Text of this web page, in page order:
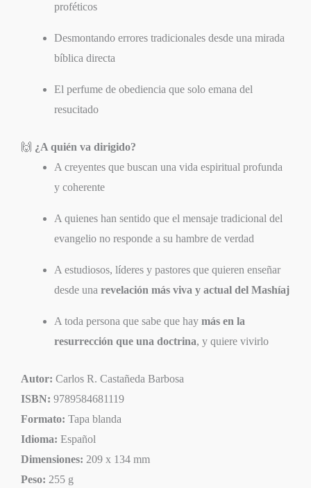
proféticos
Desmontando errores tradicionales desde una mirada
bíblica directa
El perfume de obediencia que solo emana del
resucitado
🙌 ¿A quién va dirigido?
A creyentes que buscan una vida espiritual profunda
y coherente
A quienes han sentido que el mensaje tradicional del
evangelio no responde a su hambre de verdad
A estudiosos, líderes y pastores que quieren enseñar
desde una revelación más viva y actual del Mashíaj
A toda persona que sabe que hay más en la
resurrección que una doctrina, y quiere vivirlo
Autor: Carlos R. Castañeda Barbosa
ISBN: 9789584681119
Formato: Tapa blanda
Idioma: Español
Dimensiones: 209 x 134 mm
Peso: 255 g